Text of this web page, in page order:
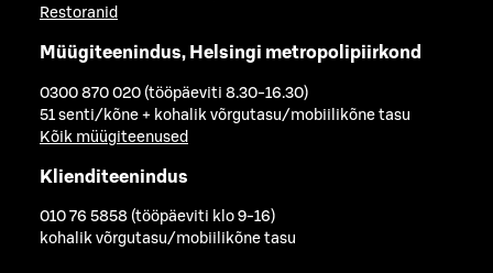
Restoranid
Müügiteenindus, Helsingi metropolipiirkond
0300 870 020 (tööpäeviti 8.30-16.30)
51 senti/kõne + kohalik võrgutasu/mobiilikõne tasu
Kõik müügiteenused
Klienditeenindus
010 76 5858 (tööpäeviti klo 9-16)
kohalik võrgutasu/mobiilikõne tasu